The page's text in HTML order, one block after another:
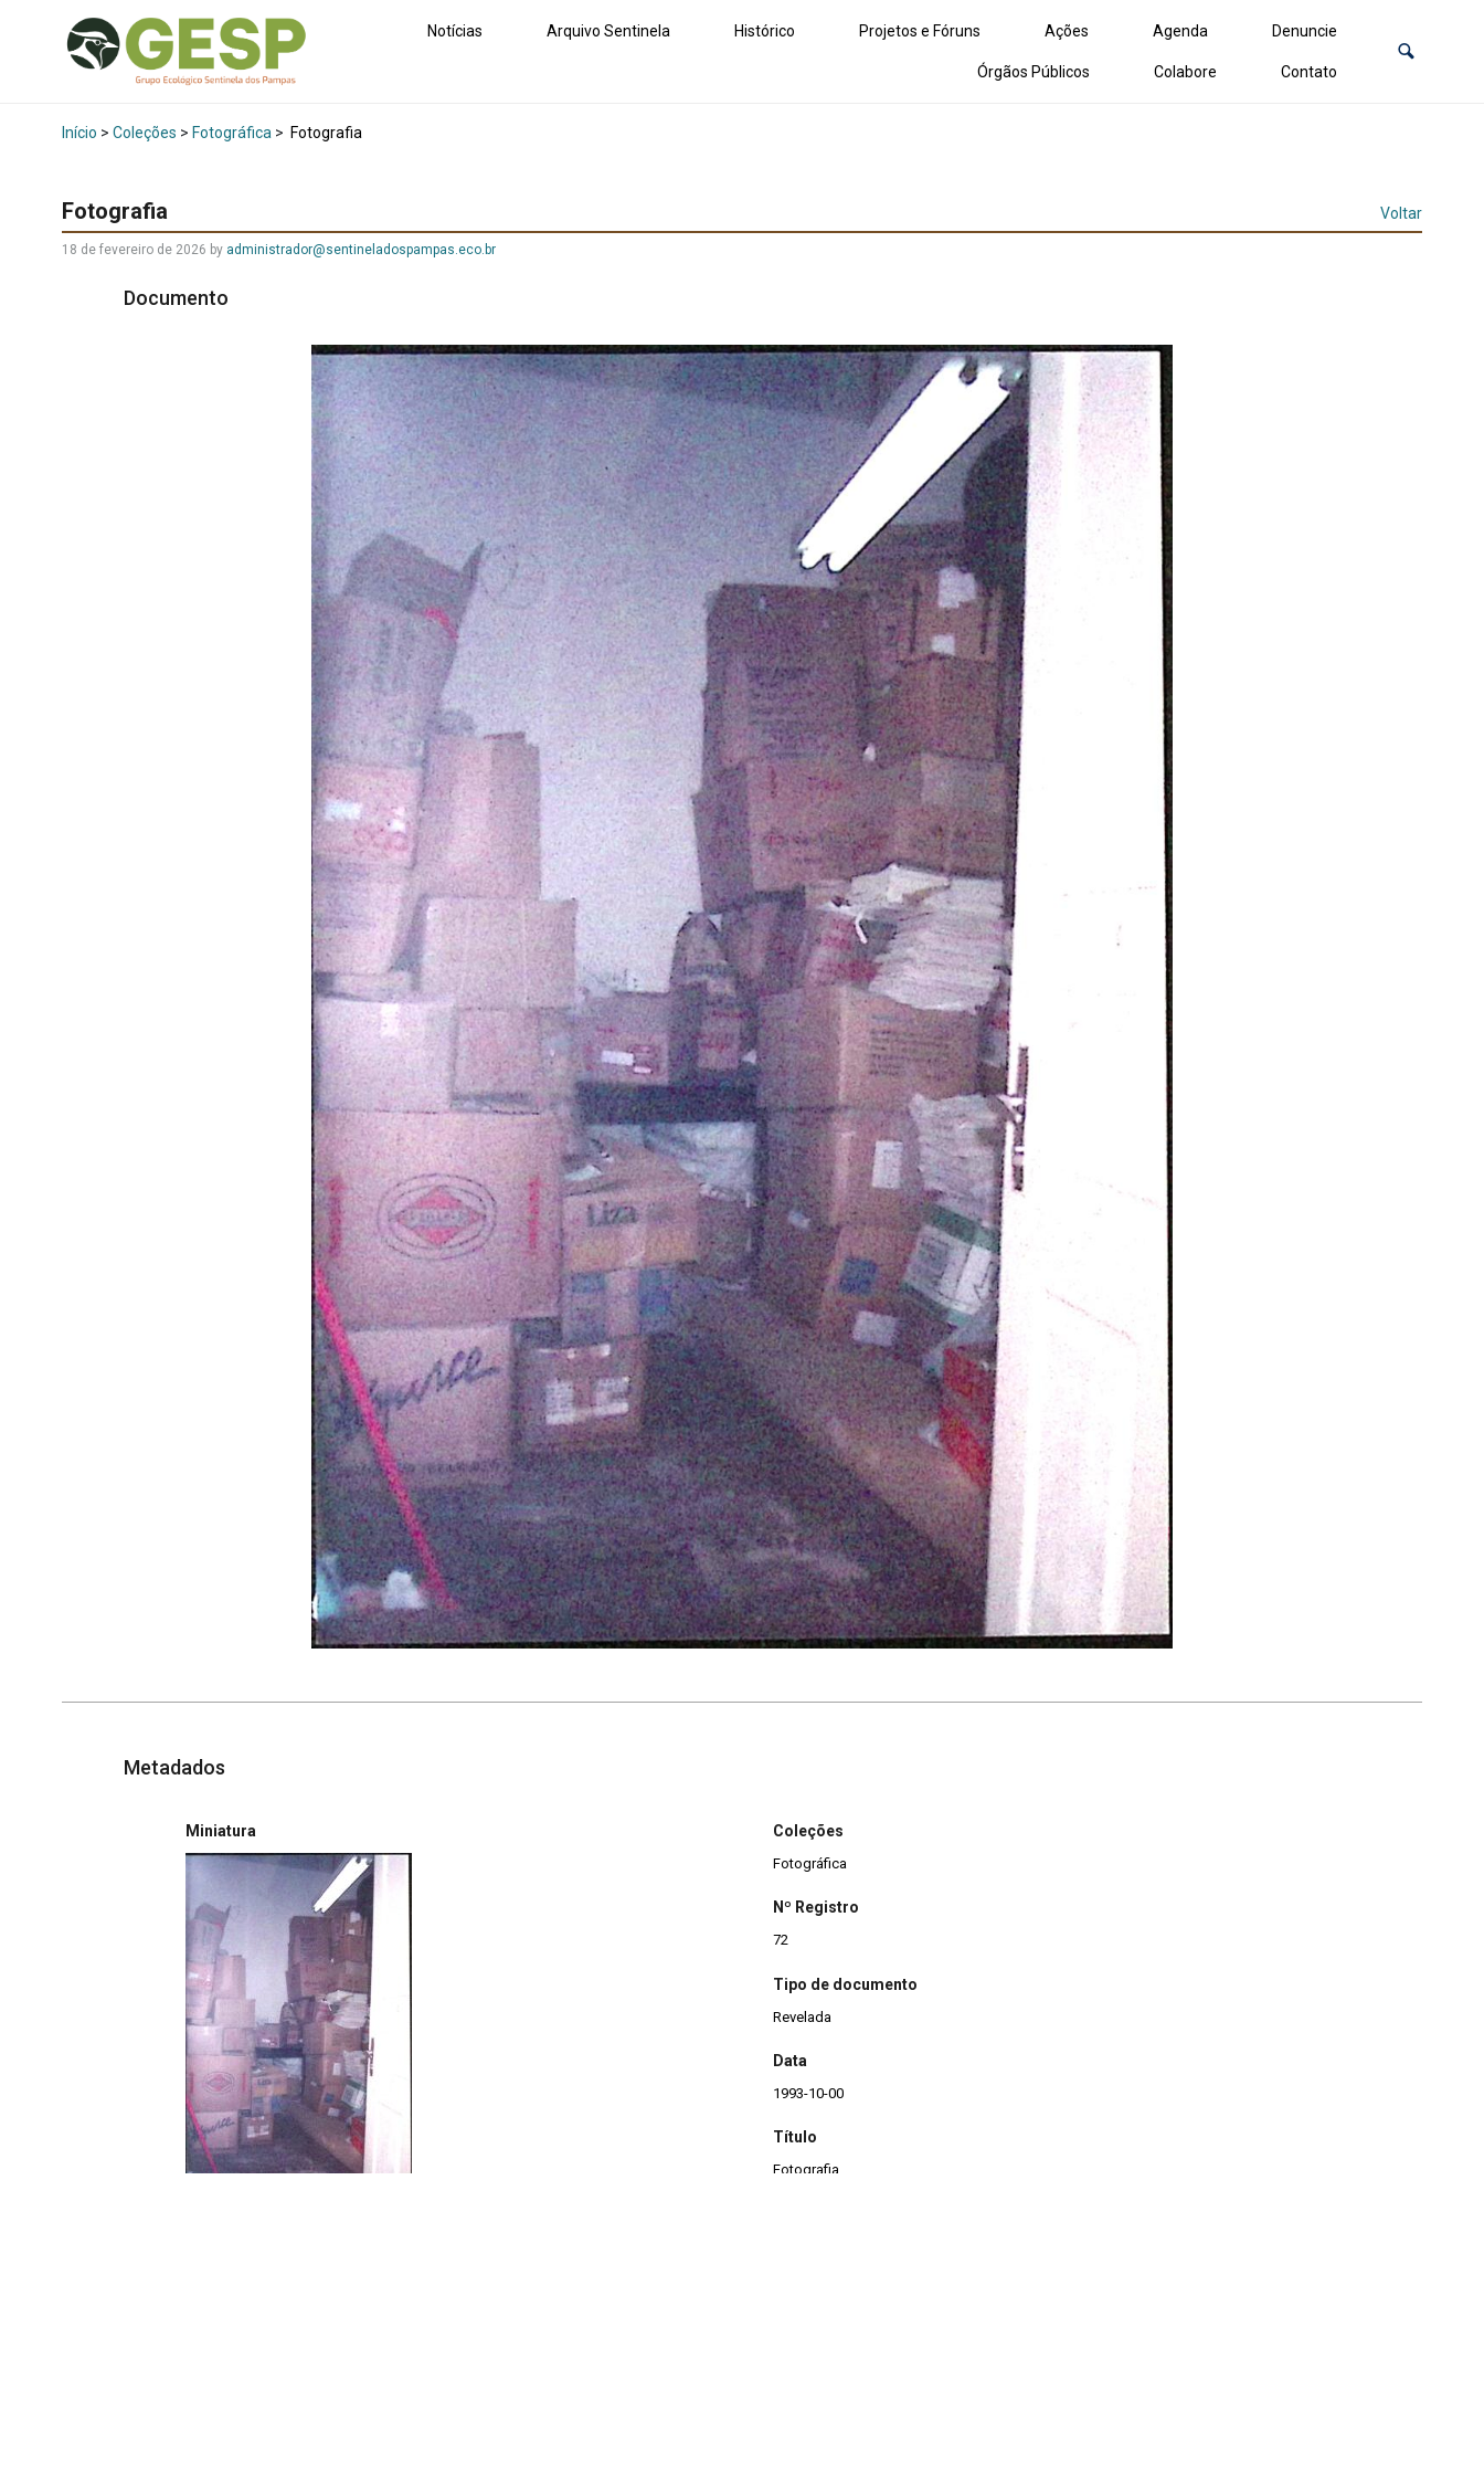
Notícias Arquivo Sentinela Histórico Projetos e Fóruns Ações Agenda Denuncie
Órgãos Públicos Colabore Contato
Início > Coleções > Fotográfica > Fotografia
Fotografia Voltar
18 de fevereiro de 2026 by administrador@sentineladospampas.eco.br
Documento
Metadados
Miniatura Coleções
Fotográfica
Nº Registro
72
Tipo de documento
Revelada
Data
1993-10-00
Título
Fotografia